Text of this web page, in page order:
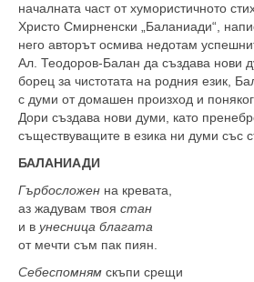
началната част от хумористичното
Христо Смирненски „Баланиади“,
него авторът осмива недотам
Ал. Теодоров-Балан да създава нови
борец за чистотата на родния език,
с думи от домашен произход и
Дори създава нови думи, като
съществуващите в езика ни думи със
БАЛАНИАДИ
Гърбосложен на кревата,
аз жадувам твоя стан
и в унесница благата
от мечти съм пак пиян.
Себеспомням скъпи срещи